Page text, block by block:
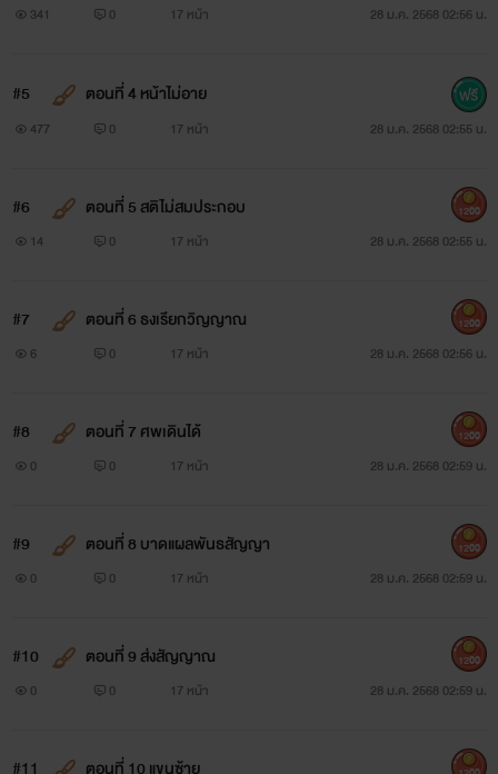
341 0 17 หน้า 28 ม.ค. 2568 02:56 น.
#5 ตอนที่ 4 หน้าไม่อาย
477 0 17 หน้า 28 ม.ค. 2568 02:55 น.
#6 ตอนที่ 5 สติไม่สมประกอบ
14 0 17 หน้า 28 ม.ค. 2568 02:55 น.
1200
#7 ตอนที่ 6 ธงเรียกวิญญาณ
6 0 17 หน้า 28 ม.ค. 2568 02:56 น.
1200
#8 ตอนที่ 7 ศพเดินได้
0 0 17 หน้า 28 ม.ค. 2568 02:59 น.
1200
#9 ตอนที่ 8 บาดแผลพันธสัญญา
0 0 17 หน้า 28 ม.ค. 2568 02:59 น.
1200
#10 ตอนที่ 9 ส่งสัญญาณ
0 0 17 หน้า 28 ม.ค. 2568 02:59 น.
1200
#11 ตอนที่ 10 แขนซ้าย